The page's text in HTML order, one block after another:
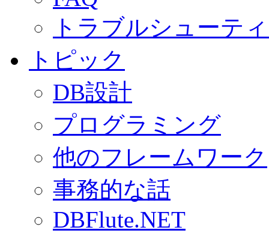
トラブルシューテ
トピック
DB設計
プログラミング
他のフレームワーク
事務的な話
DBFlute.NET